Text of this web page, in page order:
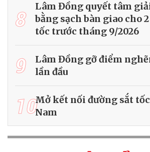
8
Lâm Đồng quyết tâm
bằng sạch bàn giao cho
tốc trước tháng 9/2026
9
Lâm Đồng gỡ điểm
lần đầu
10Mở kết nối đường sắt tốc
Nam